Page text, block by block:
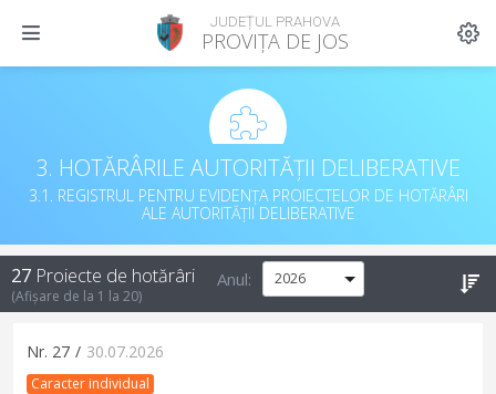
JUDEȚUL PRAHOVA
PROVIȚA DE JOS
3. HOTĂRÂRILE AUTORITĂȚII DELIBERATIVE
3.1. REGISTRUL PENTRU EVIDENȚA PROIECTELOR DE HOTĂRÂRI
ALE AUTORITĂȚII DELIBERATIVE
27 Proiecte de hotărâri
(Afișare de la 1 la 20)
Anul:
Nr. 27 / 30.07.2026
Caracter individual